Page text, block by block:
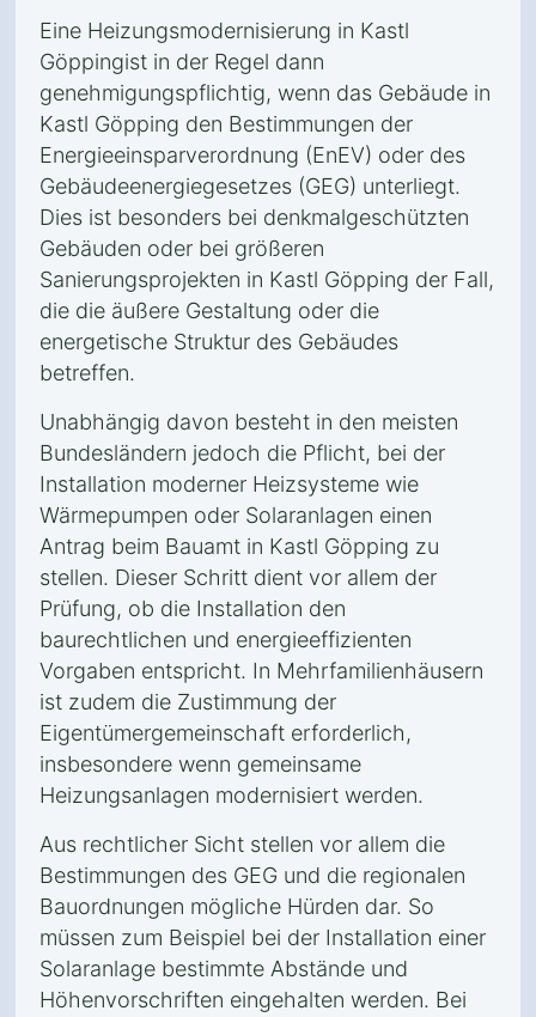
Eine Heizungsmodernisierung in Kastl
Göppingist in der Regel dann
genehmigungspflichtig, wenn das Gebäude in
Kastl Göpping den Bestimmungen der
Energieeinsparverordnung (EnEV) oder des
Gebäudeenergiegesetzes (GEG) unterliegt.
Dies ist besonders bei denkmalgeschützten
Gebäuden oder bei größeren
Sanierungsprojekten in Kastl Göpping der Fall,
die die äußere Gestaltung oder die
energetische Struktur des Gebäudes
betreffen.
Unabhängig davon besteht in den meisten
Bundesländern jedoch die Pflicht, bei der
Installation moderner Heizsysteme wie
Wärmepumpen oder Solaranlagen einen
Antrag beim Bauamt in Kastl Göpping zu
stellen. Dieser Schritt dient vor allem der
Prüfung, ob die Installation den
baurechtlichen und energieeffizienten
Vorgaben entspricht. In Mehrfamilienhäusern
ist zudem die Zustimmung der
Eigentümergemeinschaft erforderlich,
insbesondere wenn gemeinsame
Heizungsanlagen modernisiert werden.
Aus rechtlicher Sicht stellen vor allem die
Bestimmungen des GEG und die regionalen
Bauordnungen mögliche Hürden dar. So
müssen zum Beispiel bei der Installation einer
Solaranlage bestimmte Abstände und
Höhenvorschriften eingehalten werden. Bei